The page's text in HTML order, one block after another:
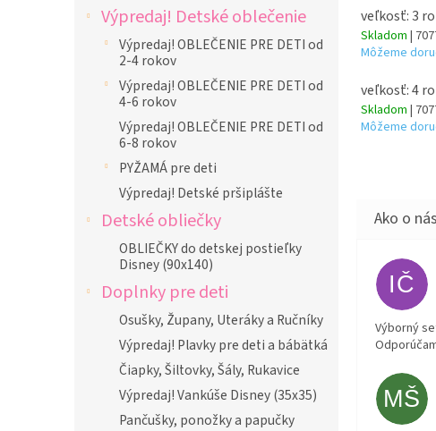
Výpredaj! Detské oblečenie
Výpredaj! OBLEČENIE PRE DETI od
2-4 rokov
Výpredaj! OBLEČENIE PRE DETI od
4-6 rokov
Výpredaj! OBLEČENIE PRE DETI od
6-8 rokov
PYŽAMÁ pre deti
Výpredaj! Detské pršiplášte
Detské obliečky
OBLIEČKY do detskej postieľky
Disney (90x140)
Doplnky pre deti
Osušky, Župany, Uteráky a Ručníky
Výpredaj! Plavky pre deti a bábätká
Čiapky, Šiltovky, Šály, Rukavice
Výpredaj! Vankúše Disney (35x35)
Pančušky, ponožky a papučky
veľkosť: 3
Skladom |
Môžeme
veľkosť: 4
Skladom |
Môžeme
IČ
Výborný
MŠ